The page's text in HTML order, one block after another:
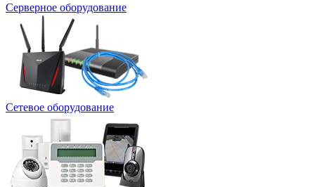
Серверное оборудование
Сетевое оборудование